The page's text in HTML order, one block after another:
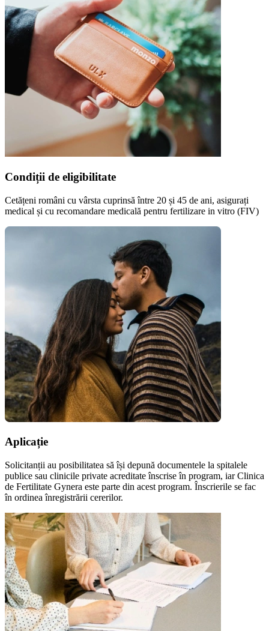
Condiții de eligibilitate
Cetățeni români cu vârsta cuprinsă între 20 și 45 de ani, asigurați
medical și cu recomandare medicală pentru fertilizare in vitro (FIV)
Aplicație
Solicitanții au posibilitatea să își depună documentele la spitalele
publice sau clinicile private acreditate înscrise în program, iar Clinica
de Fertilitate Gynera este parte din acest program. Înscrierile se fac
în ordinea înregistrării cererilor.